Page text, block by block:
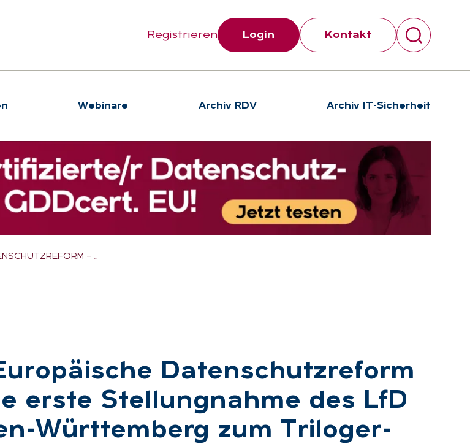
Suchen
Registrieren Login Kontakt
We­bi­na­re Archiv RDV Archiv IT-Sicherheit
– …
Da­ten­schutz­re­form
ers­te Stel­lung­nah­me des LfD
Würt­tem­berg zum Tri­lo­g­er­